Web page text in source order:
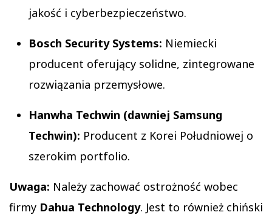
jakość i cyberbezpieczeństwo.
Bosch Security Systems: Niemiecki
producent oferujący solidne, zintegrowane
rozwiązania przemysłowe.
Hanwha Techwin (dawniej Samsung
Techwin): Producent z Korei Południowej o
szerokim portfolio.
Uwaga: Należy zachować ostrożność wobec
firmy Dahua Technology. Jest to również chiński